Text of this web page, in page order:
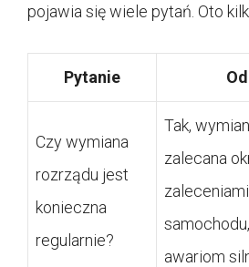
pojawia się wiele pytań. Oto
Pytanie
Czy wymiana
rozrządu jest
konieczna
regularnie?
Tak,
zalecana
awariom